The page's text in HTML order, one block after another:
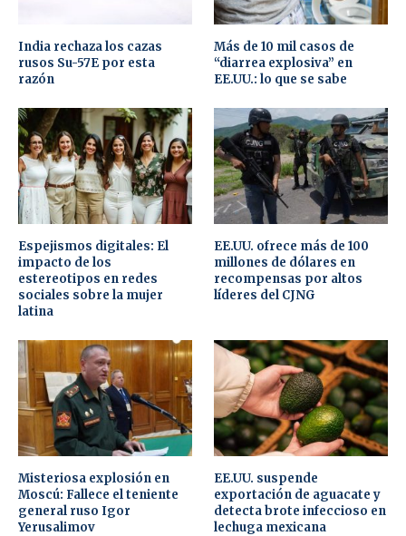
India rechaza los cazas
rusos Su-57E por esta
razón
Más de 10 mil casos de
“diarrea explosiva” en
EE.UU.: lo que se sabe
Espejismos digitales: El
impacto de los
estereotipos en redes
sociales sobre la mujer
latina
EE.UU. ofrece más de 100
millones de dólares en
recompensas por altos
líderes del CJNG
Misteriosa explosión en
Moscú: Fallece el teniente
general ruso Igor
Yerusalimov
EE.UU. suspende
exportación de aguacate y
detecta brote infeccioso en
lechuga mexicana